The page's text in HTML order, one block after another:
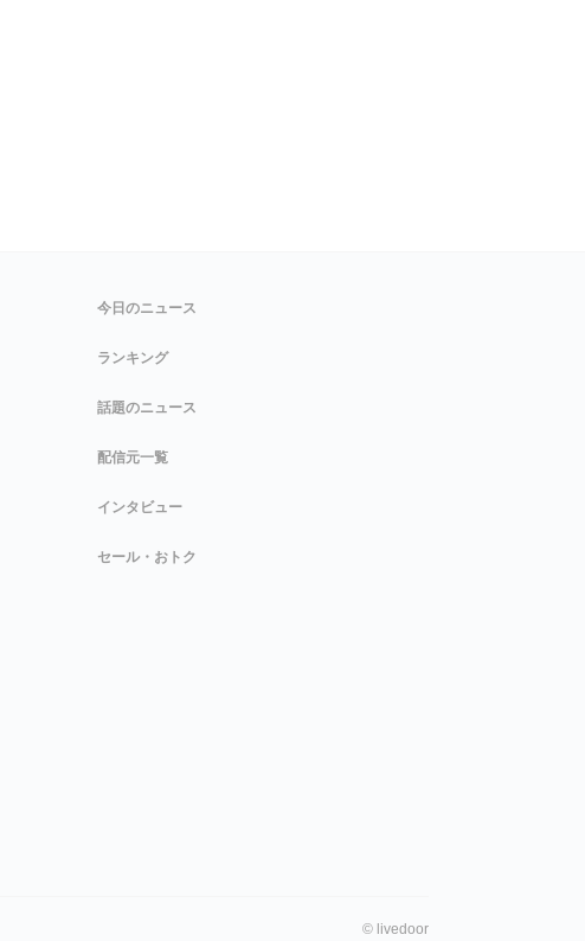
今日のニュース
ランキング
話題のニュース
配信元一覧
インタビュー
セール・おトク
© livedoor